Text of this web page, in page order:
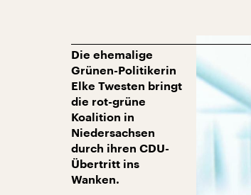
Die ehemalige
Grünen-Politikerin
Elke Twesten bringt
die rot-grüne
Koalition in
Niedersachsen
durch ihren CDU-
Übertritt ins
Wanken.